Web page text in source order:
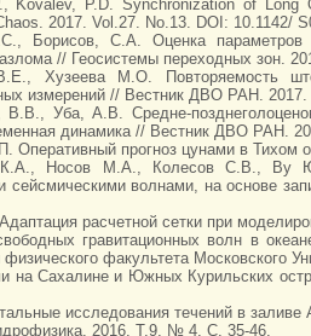
Kovalev, P.D. Synchronization of
2017. Vol.27. No.13. DOI: 10.1142/
Борисов, С.А. Оценка параметров
// Геосистемы переходных зон.
Хузеева М.О. Повторяемость
измерений // Вестник ДВО РАН.
Уба, А.В. Средне-
динамика // Вестник ДВО РАН.
Оперативный прогноз цунами в Тихом
Носов М.А., Колесов С.В., Ву Ю.
сейсмическими волнами, на основе
расчетной сетки при
гравитационных волн в
физического факультета Московского
на Сахалине и Южных Курильских
исследования течений в
2016. Т.9, № 4. С. 35-46.